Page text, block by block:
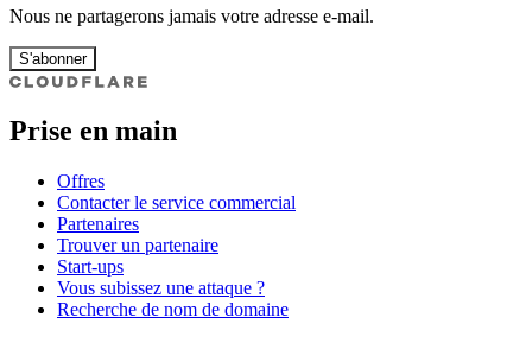
Nous ne partagerons jamais votre adresse e-mail.
S'abonner
Prise en main
Offres
Contacter le service commercial
Partenaires
Trouver un partenaire
Start-ups
Vous subissez une attaque ?
Recherche de nom de domaine